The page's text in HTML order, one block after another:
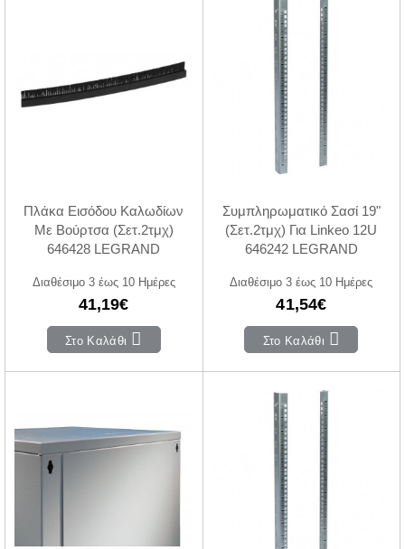
Πλάκα Εισόδου Καλωδίων
Με Βούρτσα (Σετ.2τμχ)
646428 LEGRAND
Διαθέσιμο 3 έως 10 Ημέρες
41,19€
Στο Καλάθι
Συμπληρωματικό Σασί 19"
(Σετ.2τμχ) Για Linkeo 12U
646242 LEGRAND
Διαθέσιμο 3 έως 10 Ημέρες
41,54€
Στο Καλάθι